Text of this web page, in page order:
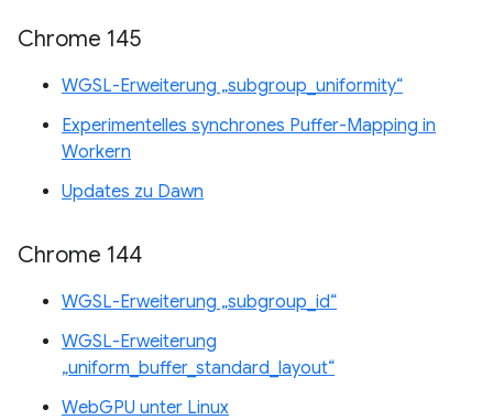
Chrome 145
WGSL-Erweiterung „subgroup_uniformity“
Experimentelles synchrones Puffer-Mapping in
Workern
Updates zu Dawn
Chrome 144
WGSL-Erweiterung „subgroup_id“
WGSL-Erweiterung
„uniform_buffer_standard_layout“
WebGPU unter Linux